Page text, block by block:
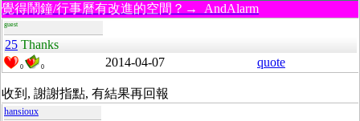
覺得鬧鐘/行事曆有改進的空間？→ AndAlarm
guest
25 Thanks
0 0 2014-04-07 quote
收到, 謝謝指點, 有結果再回報
hansioux